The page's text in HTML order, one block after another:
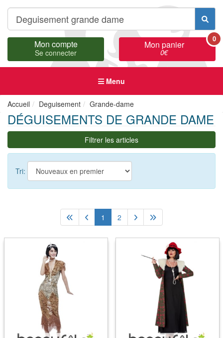
Mon compte
Se connecter
Mon panier
0€
0
Menu
Accueil Deguisement Grande-dame
DÉGUISEMENTS DE GRANDE DAME
Filtrer les articles
Tri:
1 2